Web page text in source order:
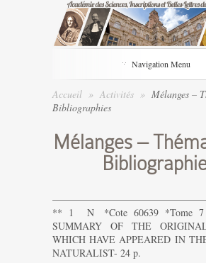
Navigation Menu
Accueil » Activités » Mélanges –
Bibliographies
Mélanges –
** 1 N *Cote 60639 *Tome
SUMMARY OF THE
WHICH HAVE APPEARED IN
NATURALIST- 24 p.